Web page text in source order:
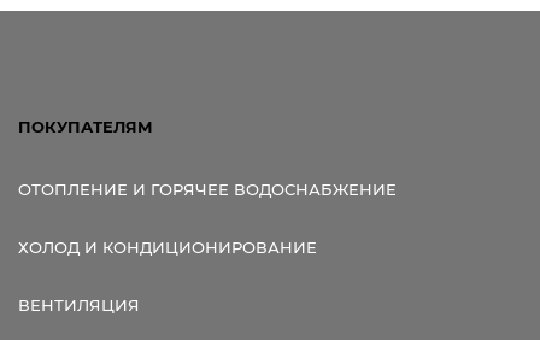
ПОКУПАТЕЛЯМ
ОТОПЛЕНИЕ И ГОРЯЧЕЕ ВОДОСНАБЖЕНИЕ
ХОЛОД И КОНДИЦИОНИРОВАНИЕ
ВЕНТИЛЯЦИЯ